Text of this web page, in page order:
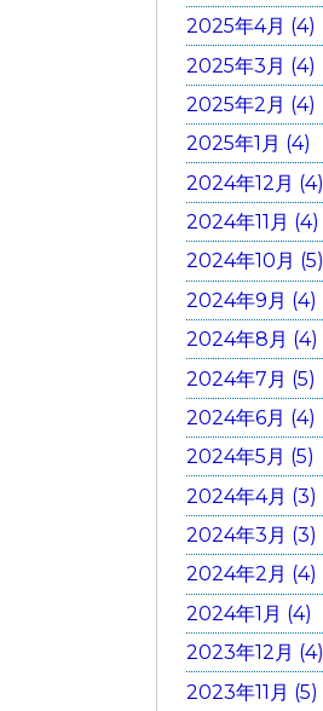
2025年4月 (4)
2025年3月 (4)
2025年2月 (4)
2025年1月 (4)
2024年12月 (4)
2024年11月 (4)
2024年10月 (5)
2024年9月 (4)
2024年8月 (4)
2024年7月 (5)
2024年6月 (4)
2024年5月 (5)
2024年4月 (3)
2024年3月 (3)
2024年2月 (4)
2024年1月 (4)
2023年12月 (4)
2023年11月 (5)